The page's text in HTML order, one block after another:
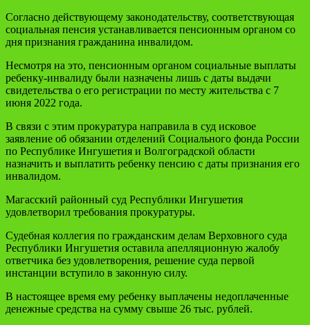
Согласно действующему законодательству, соответствующая
социальная пенсия устанавливается пенсионным органом со
дня признания гражданина инвалидом.
Несмотря на это, пенсионным органом социальные выплаты
ребенку-инвалиду были назначены лишь с даты выдачи
свидетельства о его регистрации по месту жительства с 7
июня 2022 года.
В связи с этим прокуратура направила в суд исковое
заявление об обязании отделений Социального фонда России
по Республике Ингушетия и Волгоградской области
назначить и выплатить ребенку пенсию с даты признания его
инвалидом.
Магасский районный суд Республики Ингушетия
удовлетворил требования прокуратуры.
Судебная коллегия по гражданским делам Верховного суда
Республики Ингушетия оставила апелляционную жалобу
ответчика без удовлетворения, решение суда первой
инстанции вступило в законную силу.
В настоящее время ему ребенку выплачены недоплаченные
денежные средства на сумму свыше 26 тыс. рублей.